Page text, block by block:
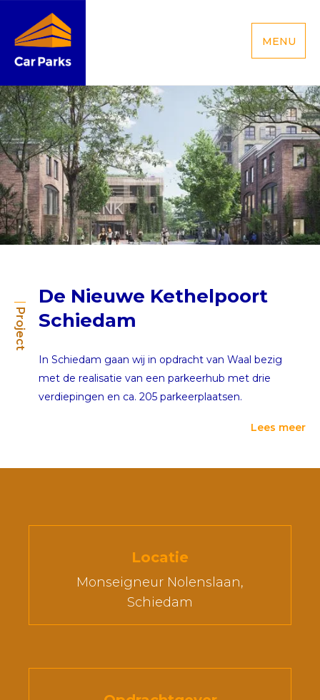
MENU
Project
De Nieuwe Kethelpoort
Schiedam
In Schiedam gaan wij in opdracht van Waal bezig
met de realisatie van een parkeerhub met drie
verdiepingen en ca. 205 parkeerplaatsen.
Lees meer
Locatie
Monseigneur Nolenslaan,
Schiedam